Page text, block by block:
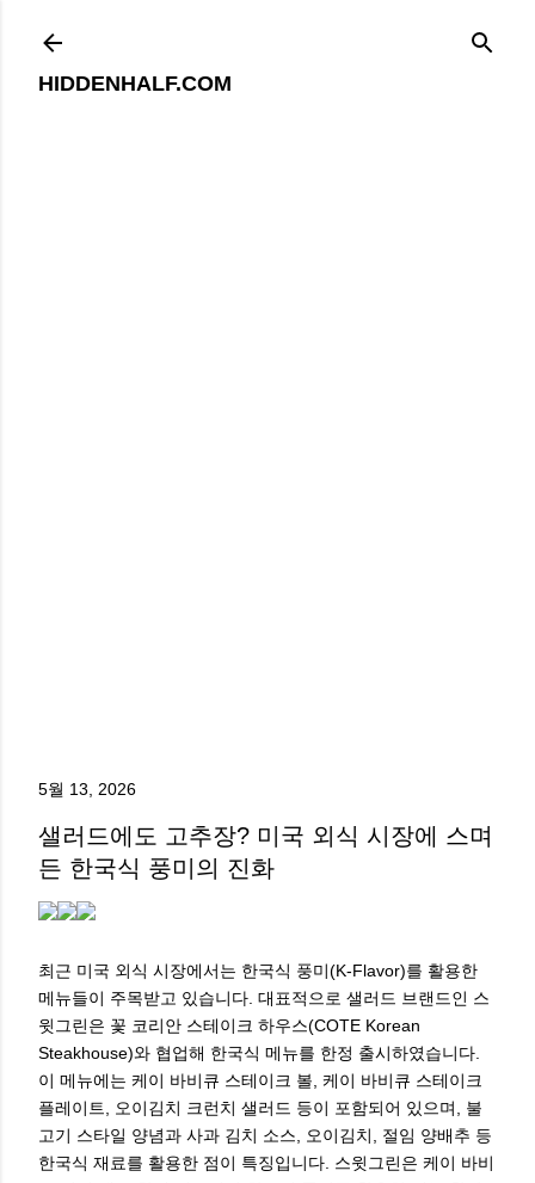
HIDDENHALF.COM
5월 13, 2026
샐러드에도 고추장? 미국 외식 시장에 스며
든 한국식 풍미의 진화
최근 미국 외식 시장에서는 한국식 풍미(K-Flavor)를 활용한
메뉴들이 주목받고 있습니다. 대표적으로 샐러드 브랜드인 스
윗그린은 꽃 코리안 스테이크 하우스(COTE Korean
Steakhouse)와 협업해 한국식 메뉴를 한정 출시하였습니다.
이 메뉴에는 케이 바비큐 스테이크 볼, 케이 바비큐 스테이크
플레이트, 오이김치 크런치 샐러드 등이 포함되어 있으며, 불
고기 스타일 양념과 사과 김치 소스, 오이김치, 절임 양배추 등
한국식 재료를 활용한 점이 특징입니다. 스윗그린은 케이 바비